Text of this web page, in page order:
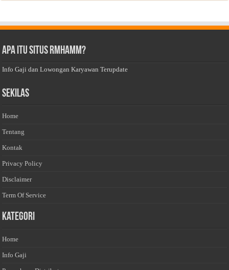
Apa Itu Situs Rmhamm?
Info Gaji dan Lowongan Karyawan Terupdate
Sekilas
Home
Tentang
Kontak
Privacy Policy
Disclaimer
Term Of Service
Kategori
Home
Info Gaji